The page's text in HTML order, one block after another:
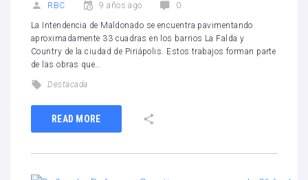
RBC 9 años ago 0
La Intendencia de Maldonado se encuentra pavimentando
aproximadamente 33 cuadras en los barrios La Falda y
Country de la ciudad de Piriápolis. Estos trabajos forman parte
de las obras que…
Destacada
READ MORE